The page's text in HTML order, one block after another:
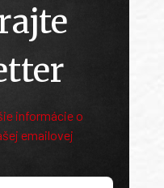
informácie o
emailovej